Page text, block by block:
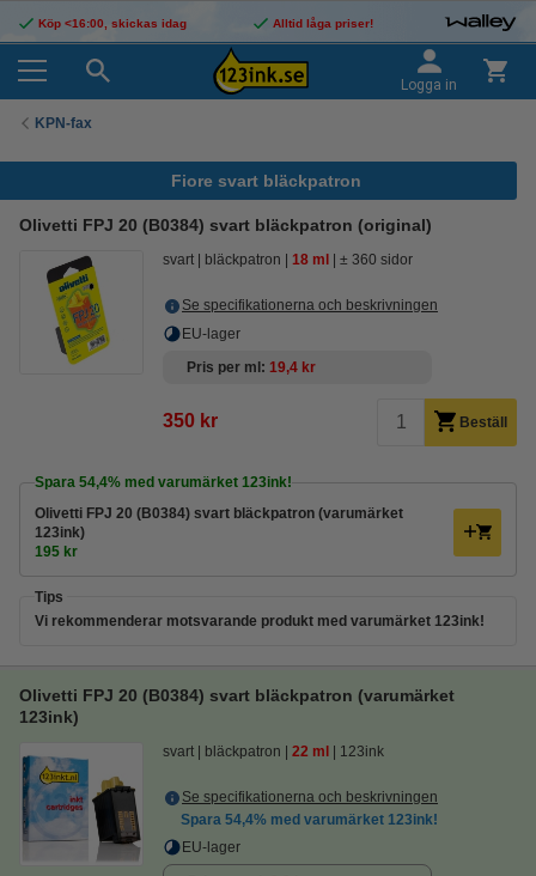
Köp <16:00, skickas idag Alltid låga priser!
Logga in
KPN-fax
Fiore svart bläckpatron
Olivetti FPJ 20 (B0384) svart bläckpatron (original)
svart bläckpatron 18 ml ± 360 sidor
Se specifikationerna och beskrivningen
EU-lager
Pris per ml
19,4 kr
350 kr Beställ
Spara 54,4% med varumärket 123ink!
Olivetti FPJ 20 (B0384) svart bläckpatron (varumärket
123ink)
195 kr
Tips
Vi rekommenderar motsvarande produkt med varumärket 123ink!
Olivetti FPJ 20 (B0384) svart bläckpatron (varumärket
123ink)
svart bläckpatron 22 ml 123ink
Se specifikationerna och beskrivningen
Spara 54,4% med varumärket 123ink!
EU-lager